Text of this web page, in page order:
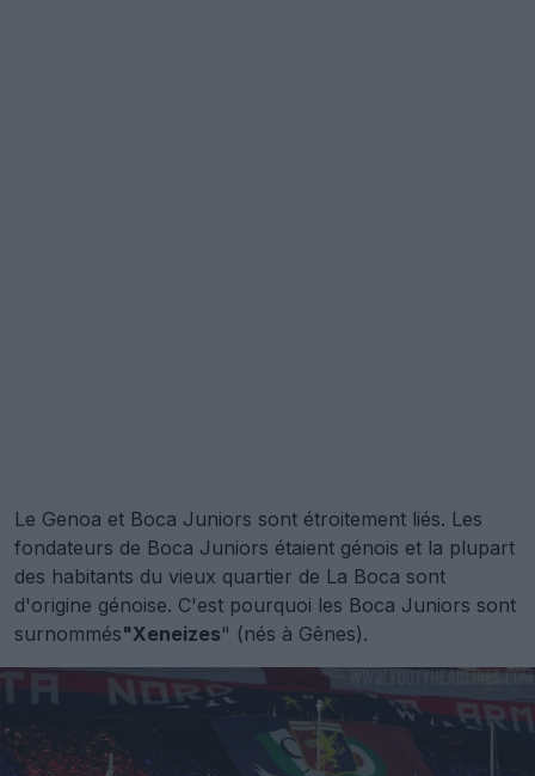
Le Genoa et Boca Juniors sont étroitement liés. Les
fondateurs de Boca Juniors étaient génois et la plupart
des habitants du vieux quartier de La Boca sont
d'origine génoise. C'est pourquoi les Boca Juniors sont
surnommés"Xeneizes" (nés à Gênes).